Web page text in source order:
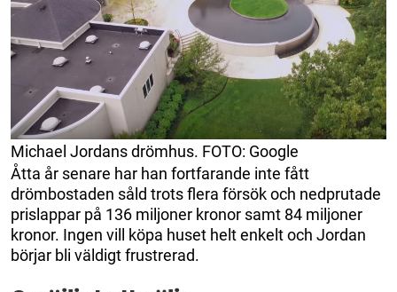
Michael Jordans drömhus. FOTO: Google
Åtta år senare har han fortfarande inte fått
drömbostaden såld trots flera försök och nedprutade
prislappar på 136 miljoner kronor samt 84 miljoner
kronor. Ingen vill köpa huset helt enkelt och Jordan
börjar bli väldigt frustrerad.